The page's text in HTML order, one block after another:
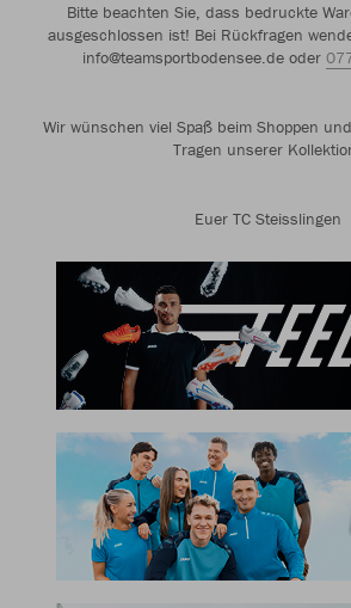
Bitte beachten Sie, dass bedruckte
ausgeschlossen ist! Bei Rückfragen
info@teamsportbodensee.de oder
Wir wünschen viel Spaß beim Shoppen
Tragen unserer
Euer TC Steisslingen